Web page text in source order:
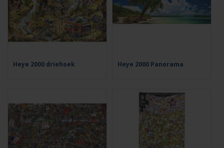
Heye 2000 driehoek Heye 2000 Panorama